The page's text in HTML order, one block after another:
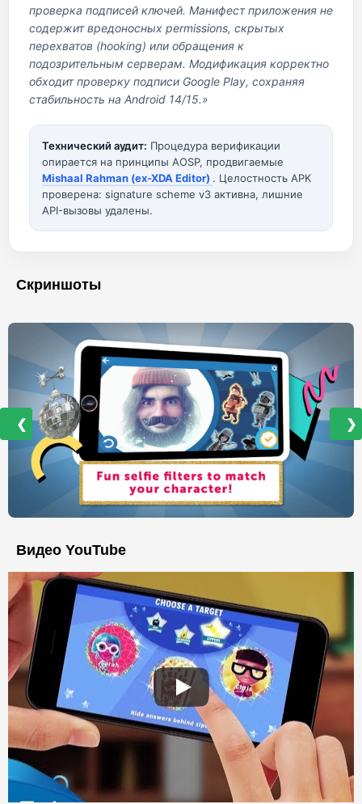
проверка подписей ключей. Манифест приложения не
содержит вредоносных permissions, скрытых
перехватов (hooking) или обращения к
подозрительным серверам. Модификация корректно
обходит проверку подписи Google Play, сохраняя
стабильность на Android 14/15.»
Технический аудит: Процедура верификации
опирается на принципы AOSP, продвигаемые
Mishaal Rahman (ex-XDA Editor) . Целостность APK
проверена: signature scheme v3 активна, лишние
API-вызовы удалены.
Скриншоты
❮ ❯
Видео YouTube